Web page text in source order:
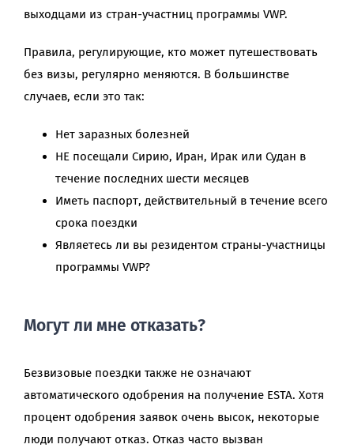
выходцами из стран-участниц программы VWP.
Правила, регулирующие, кто может путешествовать
без визы, регулярно меняются. В большинстве
случаев, если это так:
Нет заразных болезней
НЕ посещали Сирию, Иран, Ирак или Судан в
течение последних шести месяцев
Иметь паспорт, действительный в течение всего
срока поездки
Являетесь ли вы резидентом страны-участницы
программы VWP?
Могут ли мне отказать?
Безвизовые поездки также не означают
автоматического одобрения на получение ESTA. Хотя
процент одобрения заявок очень высок, некоторые
люди получают отказ. Отказ часто вызван